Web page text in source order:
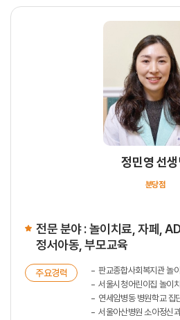
정민영 선생
분당점
전문 분야 : 놀이치료, 자페,
정서아동, 부모교육
주요경력
판교종합사회복지관 놀
서울시청어린이집 놀이
연세암병동 병원학교 집
서울아산병원 소아정신